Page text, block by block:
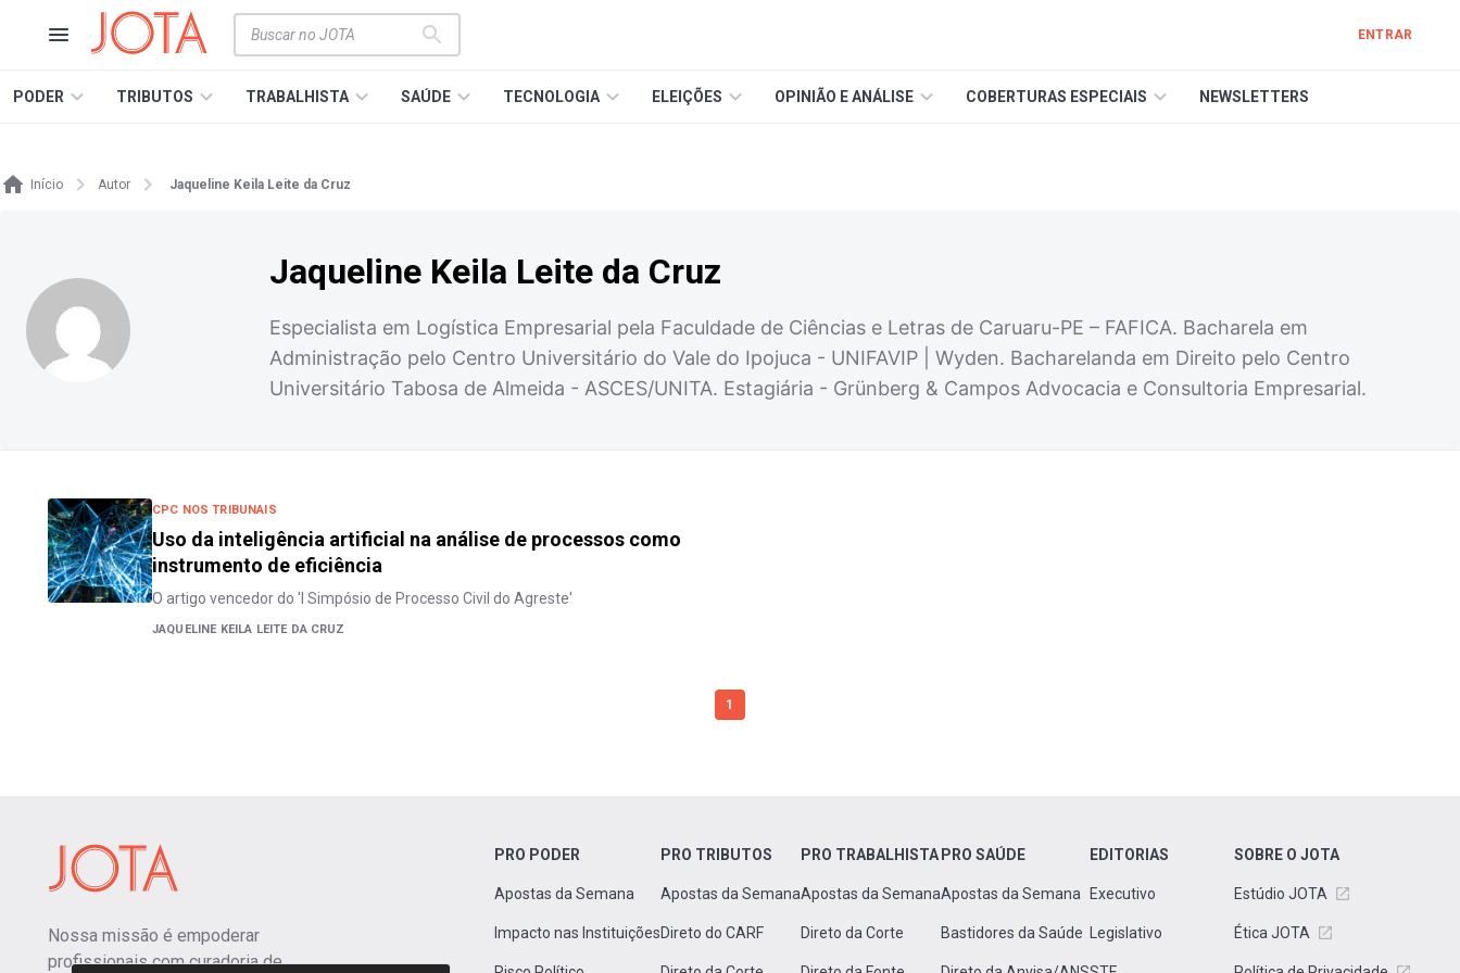
ENTRAR
PODER TRIBUTOS TRABALHISTA SAÚDE TECNOLOGIA ELEIÇÕES OPINIÃO E ANÁLISE COBERTURAS ESPECIAIS NEWSLETTERS
Início Autor Jaqueline Keila Leite da Cruz
Jaqueline Keila Leite da Cruz
Especialista em Logística Empresarial pela Faculdade de Ciências e Letras de Caruaru-PE – FAFICA. Bacharela em
Administração pelo Centro Universitário do Vale do Ipojuca - UNIFAVIP | Wyden. Bacharelanda em Direito pelo Centro
Universitário Tabosa de Almeida - ASCES/UNITA. Estagiária - Grünberg & Campos Advocacia e Consultoria Empresarial.
CPC NOS TRIBUNAIS
Uso da inteligência artificial na análise de processos como
instrumento de eficiência
O artigo vencedor do 'I Simpósio de Processo Civil do Agreste'
JAQUELINE KEILA LEITE DA CRUZ
1
Nossa missão é empoderar
profissionais com curadoria de
PRO PODER
Apostas da Semana
Impacto nas Instituições
PRO TRIBUTOS
Apostas da Semana
Direto do CARF
PRO TRABALHISTA
Apostas da Semana
Direto da Corte
PRO SAÚDE
Apostas da Semana
Bastidores da Saúde
EDITORIAS
Executivo
Legislativo
SOBRE O JOTA
Estúdio JOTA
Ética JOTA